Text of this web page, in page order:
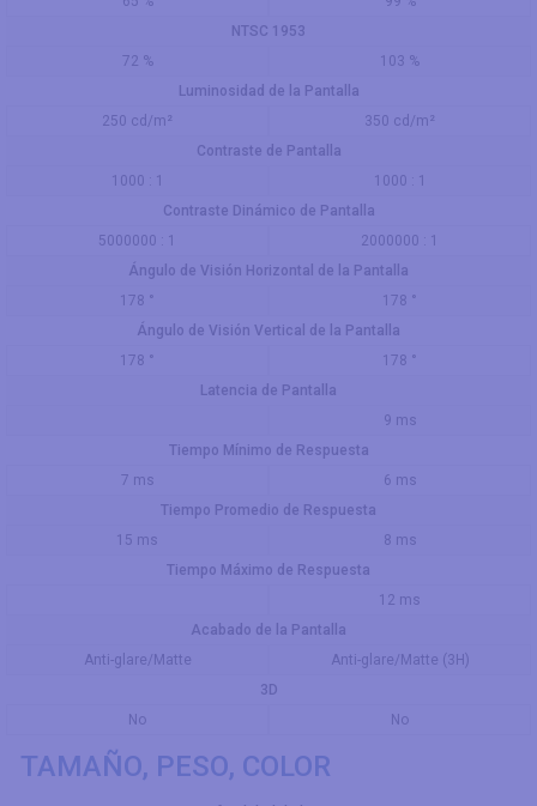
NTSC 1953
72 %
103 %
Luminosidad de la Pantalla
250 cd/m²
350 cd/m²
Contraste de Pantalla
1000 : 1
1000 : 1
Contraste Dinámico de Pantalla
5000000 : 1
2000000 : 1
Ángulo de Visión Horizontal de la Pantalla
178 °
178 °
Ángulo de Visión Vertical de la Pantalla
178 °
178 °
Latencia de Pantalla
9 ms
Tiempo Mínimo de Respuesta
7 ms
6 ms
Tiempo Promedio de Respuesta
15 ms
8 ms
Tiempo Máximo de Respuesta
12 ms
Acabado de la Pantalla
Anti-glare/Matte
Anti-glare/Matte (3H)
3D
No
No
TAMAÑO, PESO, COLOR